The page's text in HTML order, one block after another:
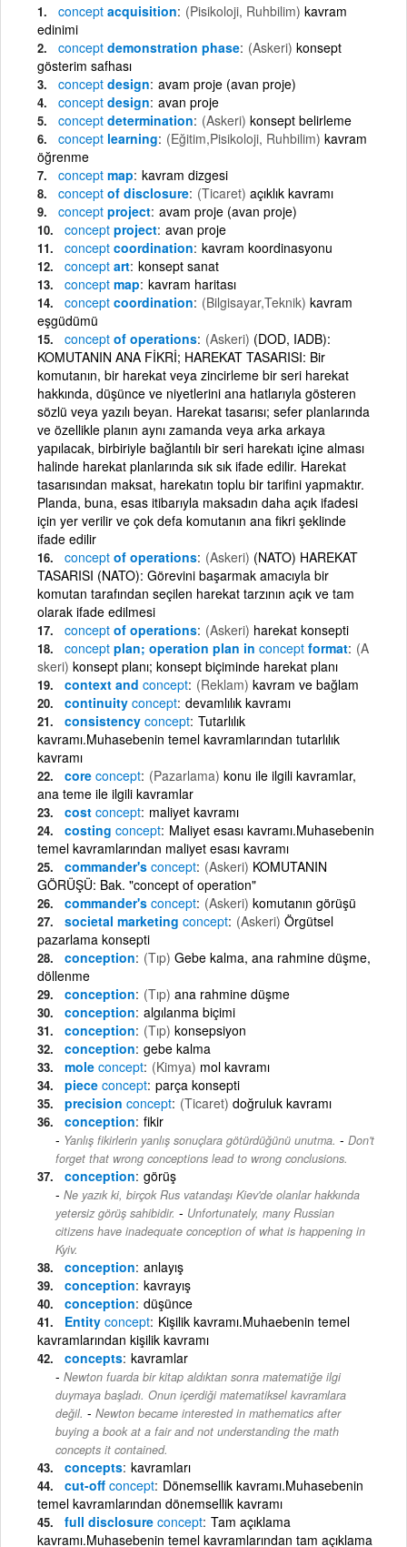
concept acquisition (Pisikoloji, Ruhbilim) kavram
edinimi
concept demonstration phase (Askeri) konsept
gösterim safhası
concept design avam proje (avan proje)
concept design avan proje
concept determination (Askeri) konsept belirleme
concept learning (Eğitim,Pisikoloji, Ruhbilim) kavram
öğrenme
concept map kavram dizgesi
concept of disclosure (Ticaret) açıklık kavramı
concept project avam proje (avan proje)
concept project avan proje
concept coordination kavram koordinasyonu
concept art konsept sanat
concept map kavram haritası
concept coordination (Bilgisayar,Teknik) kavram
eşgüdümü
concept of operations (Askeri) (DOD, IADB):
KOMUTANIN ANA FİKRİ; HAREKAT TASARISI: Bir
komutanın, bir harekat veya zincirleme bir seri harekat
hakkında, düşünce ve niyetlerini ana hatlarıyla gösteren
sözlü veya yazılı beyan. Harekat tasarısı; sefer planlarında
ve özellikle planın aynı zamanda veya arka arkaya
yapılacak, birbiriyle bağlantılı bir seri harekatı içine alması
halinde harekat planlarında sık sık ifade edilir. Harekat
tasarısından maksat, harekatın toplu bir tarifini yapmaktır.
Planda, buna, esas itibarıyla maksadın daha açık ifadesi
için yer verilir ve çok defa komutanın ana fikri şeklinde
ifade edilir
concept of operations (Askeri) (NATO) HAREKAT
TASARISI (NATO): Görevini başarmak amacıyla bir
komutan tarafından seçilen harekat tarzının açık ve tam
olarak ifade edilmesi
concept of operations (Askeri) harekat konsepti
concept plan; operation plan in concept format (A
skeri) konsept planı; konsept biçiminde harekat planı
context and concept (Reklam) kavram ve bağlam
continuity concept devamlılık kavramı
consistency concept Tutarlılık
kavramı.Muhasebenin temel kavramlarından tutarlılık
kavramı
core concept (Pazarlama) konu ile ilgili kavramlar,
ana teme ile ilgili kavramlar
cost concept maliyet kavramı
costing concept Maliyet esası kavramı.Muhasebenin
temel kavramlarından maliyet esası kavramı
commander's concept (Askeri) KOMUTANIN
GÖRÜŞÜ: Bak. "concept of operation"
commander's concept (Askeri) komutanın görüşü
societal marketing concept (Askeri) Örgütsel
pazarlama konsepti
conception (Tıp) Gebe kalma, ana rahmine düşme,
döllenme
conception (Tıp) ana rahmine düşme
conception algılanma biçimi
conception (Tıp) konsepsiyon
conception gebe kalma
mole concept (Kimya) mol kavramı
piece concept parça konsepti
precision concept (Ticaret) doğruluk kavramı
conception fikir
Yanlış fikirlerin yanlış sonuçlara götürdüğünü unutma. - Don't
forget that wrong conceptions lead to wrong conclusions.
conception görüş
Ne yazık ki, birçok Rus vatandaşı Kiev'de olanlar hakkında
yetersiz görüş sahibidir. - Unfortunately, many Russian
citizens have inadequate conception of what is happening in
Kyiv.
conception anlayış
conception kavrayış
conception düşünce
Entity concept Kişilik kavramı.Muhaebenin temel
kavramlarından kişilik kavramı
concepts kavramlar
Newton fuarda bir kitap aldıktan sonra matematiğe ilgi
duymaya başladı. Onun içerdiği matematiksel kavramlara
değil. - Newton became interested in mathematics after
buying a book at a fair and not understanding the math
concepts it contained.
concepts kavramları
cut-off concept Dönemsellik kavramı.Muhasebenin
temel kavramlarından dönemsellik kavramı
full disclosure concept Tam açıklama
kavramı.Muhasebenin temel kavramlarından tam açıklama